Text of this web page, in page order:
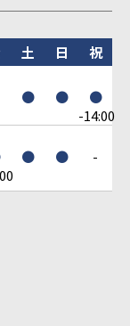
土 日
祝
● ●
●
-14:00
● ● -